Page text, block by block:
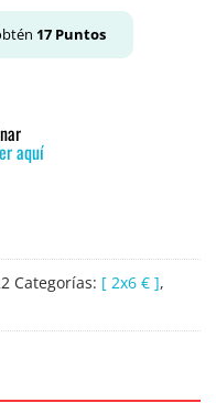
17Puntos
aquí
Categorías: [ 2x6 € ],